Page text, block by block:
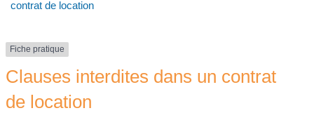
contrat de location
Fiche pratique
Clauses interdites dans un contrat
de location